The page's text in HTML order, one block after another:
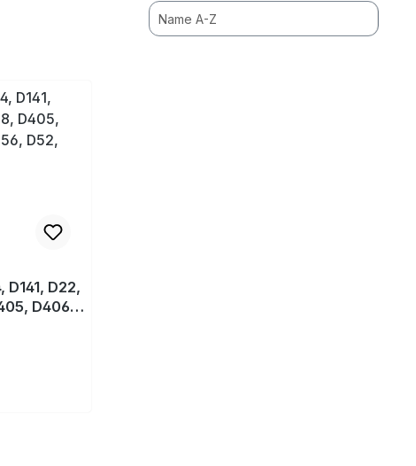
D141, D22,
D406,